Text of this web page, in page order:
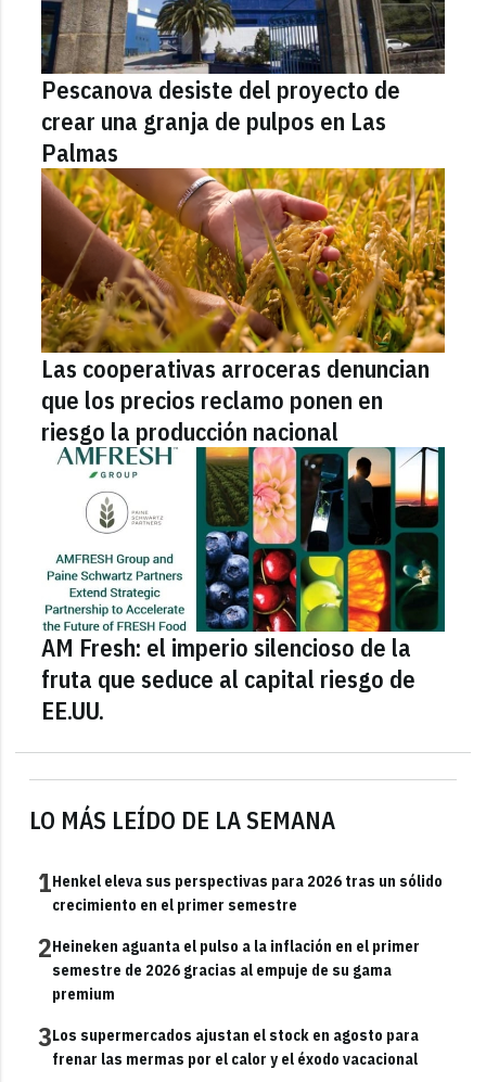
LO MÁS LEÍDO DE LA SEMANA
1Henkel eleva sus perspectivas para 2026 tras un sólido
crecimiento en el primer semestre
2Heineken aguanta el pulso a la inflación en el primer
semestre de 2026 gracias al empuje de su gama
premium
3Los supermercados ajustan el stock en agosto para
frenar las mermas por el calor y el éxodo vacacional
Pescanova desiste del proyecto de
crear una granja de pulpos en Las
Palmas
Las cooperativas arroceras denuncian
que los precios reclamo ponen en
riesgo la producción nacional
AM Fresh: el imperio silencioso de la
fruta que seduce al capital riesgo de
EE.UU.